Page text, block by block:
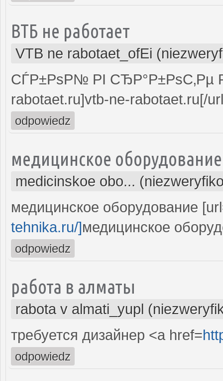
ВТБ не работает
VTB ne rabotaet_ofEi
СЃР±РѕР№ РІ СЂР°Р±РѕС‚Рµ
rabotaet.ru]vtb-ne-rabotaet.ru[/
odpowiedz
медицинское оборудование
medicinskoe obo...
медицинское оборудование
tehnika.ru/]медицинское
odpowiedz
работа в алматы
rabota v almati_yupl
требуется дизайнер <a href=
odpowiedz